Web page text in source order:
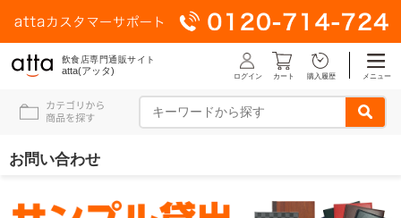
飲食店専門通販サイト
atta(アッタ) ログイン カート 購入履歴 メニュー
お問い合わせ